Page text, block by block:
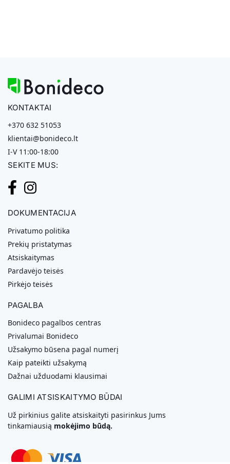
KONTAKTAI
+370 632 51053
klientai@bonideco.lt
I-V 11:00-18:00
SEKITE MUS:
DOKUMENTACIJA
Privatumo politika
Prekių pristatymas
Atsiskaitymas
Pardavėjo teisės
Pirkėjo teisės
PAGALBA
Bonideco pagalbos centras
Privalumai Bonideco
Užsakymo būsena pagal numerį
Kaip pateikti užsakymą
Dažnai užduodami klausimai
GALIMI ATSISKAITYMO BŪDAI
Už pirkinius galite atsiskaityti pasirinkus Jums
tinkamiausią mokėjimo būdą.